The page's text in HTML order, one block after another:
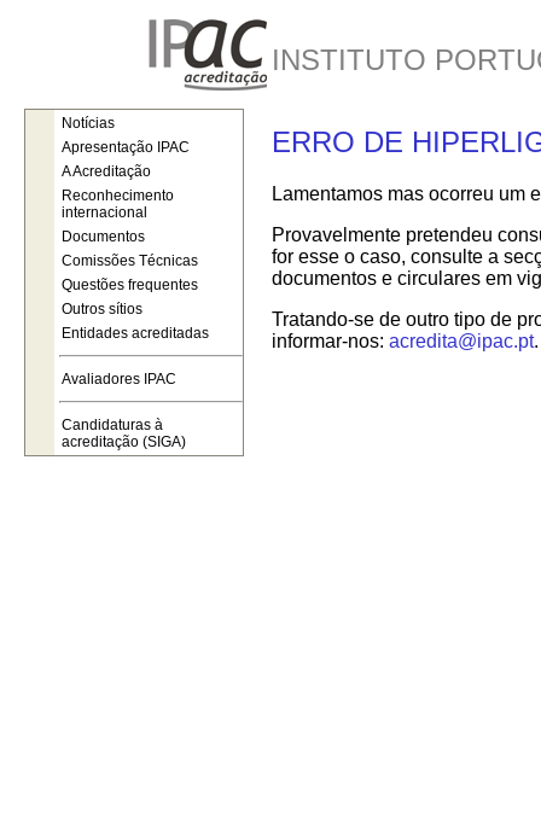
INSTITUTO
ERRO DE
Lamentamos mas ocorreu um
Provavelmente pretendeu
for esse o caso, consulte a
documentos e circulares em
Tratando-se de outro tipo de
informar-nos: acredita@ipac.pt.
Notícias
Apresentação IPAC
A Acreditação
Reconhecimento
internacional
Documentos
Comissões Técnicas
Questões frequentes
Outros sítios
Entidades acreditadas
Avaliadores IPAC
Candidaturas à
acreditação (SIGA)